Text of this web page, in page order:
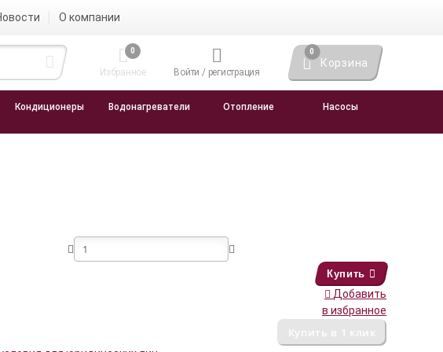
О компании
0
Избранное Войти / регистрация
0
Корзина
Кондиционеры Водонагреватели Отопление Насосы
Купить
Добавить
в избранное